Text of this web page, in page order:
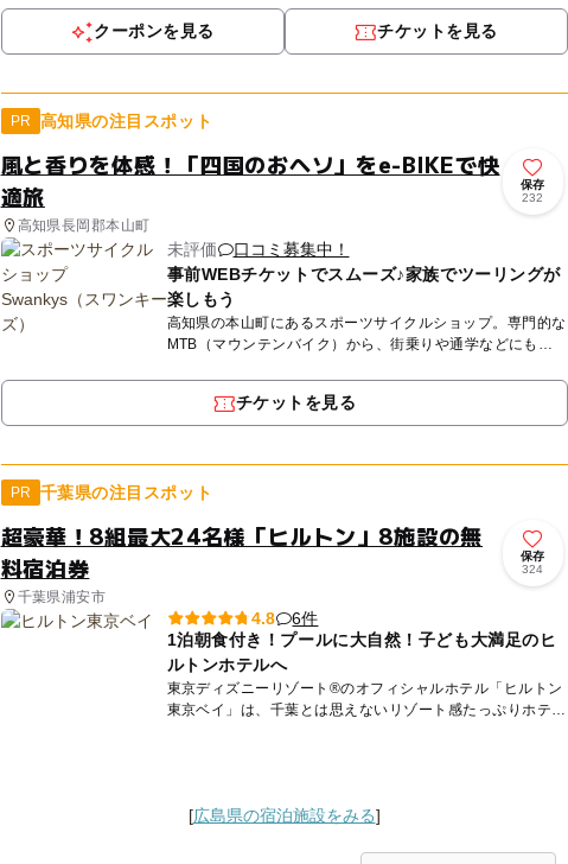
つな...
クーポンを見る チケットを見る
PR 高知県の注目スポット
風と香りを体感！「四国のおヘソ」をe-BIKEで快
適旅
高知県長岡郡本山町
保存
232
未評価
口コミ募集中！
事前WEBチケットでスムーズ♪家族でツーリングが
楽しもう
高知県の本山町にあるスポーツサイクルショップ。専門的な
MTB（マウンテンバイク）から、街乗りや通学などにも人
チケットを見る
PR 千葉県の注目スポット
超豪華！8組最大24名様「ヒルトン」8施設の無
料宿泊券
千葉県浦安市
保存
324
4.8
6件
1泊朝食付き！プールに大自然！子ども大満足のヒ
ルトンホテルへ
東京ディズニーリゾート®のオフィシャルホテル「ヒルトン
東京ベイ」は、千葉とは思えないリゾート感たっぷりホテル
[広島県の宿泊施設をみる]